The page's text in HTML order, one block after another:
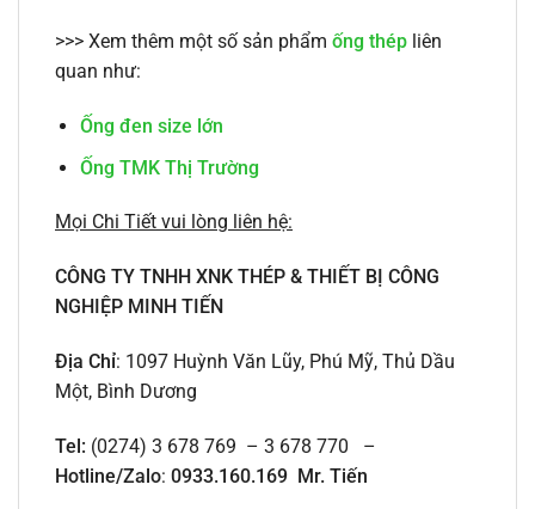
>>> Xem thêm một số sản phẩm ống thép liên
quan như:
Ống đen size lớn
Ống TMK Thị Trường
Mọi Chi Tiết vui lòng liên hệ:
CÔNG TY TNHH XNK THÉP & THIẾT BỊ CÔNG
NGHIỆP MINH TIẾN
Địa Chỉ: 1097 Huỳnh Văn Lũy, Phú Mỹ, Thủ Dầu
Một, Bình Dương
Tel: (0274) 3 678 769 – 3 678 770 –
Hotline/Zalo: 0933.160.169 Mr. Tiến